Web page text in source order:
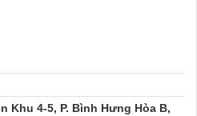
Khu 4-5, P. Bình Hưng Hòa B,